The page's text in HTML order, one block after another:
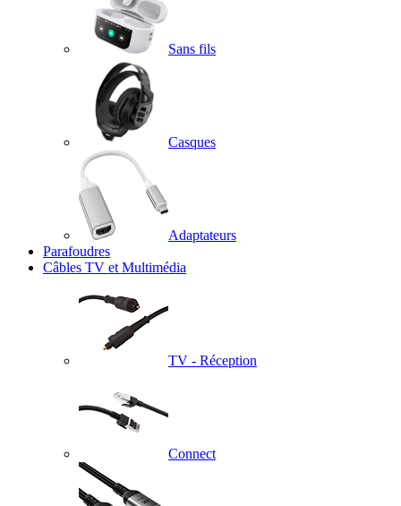
Sans fils
Casques
Adaptateurs
Parafoudres
Câbles TV et Multimédia
TV - Réception
Connect